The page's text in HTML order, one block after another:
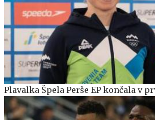
Plavalka Špela Perše EP končala v